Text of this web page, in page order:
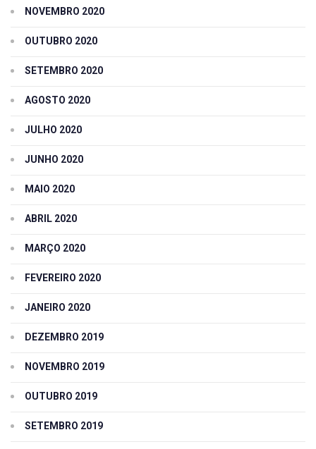
NOVEMBRO 2020
OUTUBRO 2020
SETEMBRO 2020
AGOSTO 2020
JULHO 2020
JUNHO 2020
MAIO 2020
ABRIL 2020
MARÇO 2020
FEVEREIRO 2020
JANEIRO 2020
DEZEMBRO 2019
NOVEMBRO 2019
OUTUBRO 2019
SETEMBRO 2019